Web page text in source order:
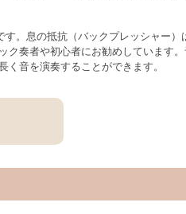
。息の抵抗（バックプレッシャー）
奏者や初心者にお勧めしています
音を演奏することができます。